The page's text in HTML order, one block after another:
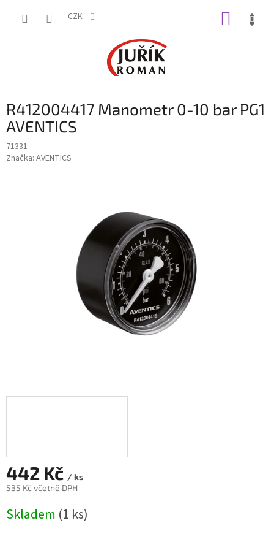
CZK
R412004417 Manometr 0-10 bar PG1
AVENTICS
71331
Značka: AVENTICS
442 Kč / ks
535 Kč včetně DPH
cena:
Skladem (1 ks)